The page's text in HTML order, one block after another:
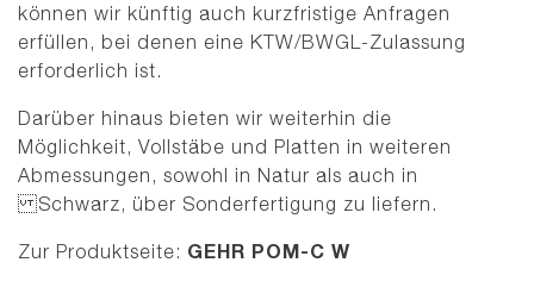
können wir künftig auch kurzfristige Anfragen
erfüllen, bei denen eine KTW/BWGL-Zulassung
erforderlich ist.
Darüber hinaus bieten wir weiterhin die
Möglichkeit, Vollstäbe und Platten in weiteren
Abmessungen, sowohl in Natur als auch in
Schwarz, über Sonderfertigung zu liefern.
Zur Produktseite: GEHR POM-C W